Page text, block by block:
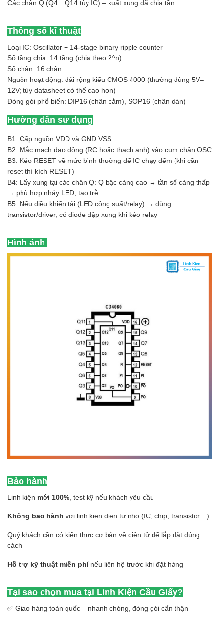
Các chân Q (Q4…Q14 tùy IC) – xuất xung đã chia tần
Thông số kĩ thuật
Loại IC: Oscillator + 14-stage binary ripple counter
Số tầng chia: 14 tầng (chia theo 2^n)
Số chân: 16 chân
Nguồn hoạt động: dải rộng kiểu CMOS 4000 (thường dùng 5V–
12V; tùy datasheet có thể cao hơn)
Đóng gói phổ biến: DIP16 (chân cắm), SOP16 (chân dán)
Hướng dẫn sử dụng
B1: Cấp nguồn VDD và GND VSS
B2: Mắc mạch dao động (RC hoặc thạch anh) vào cụm chân OSC
B3: Kéo RESET về mức bình thường để IC chạy đếm (khi cần
reset thì kích RESET)
B4: Lấy xung tại các chân Q: Q bậc càng cao → tần số càng thấp
→ phù hợp nháy LED, tạo trễ
B5: Nếu điều khiển tải (LED công suất/relay) → dùng
transistor/driver, có diode dập xung khi kéo relay
Hình ảnh
Bảo hành
Linh kiện mới 100% , test kỹ nếu khách yêu cầu
Không bảo hành với linh kiện điện tử nhỏ (IC, chip, transistor…)
Quý khách cần có kiến thức cơ bản về điện tử để lắp đặt đúng
cách
Hỗ trợ kỹ thuật miễn phínếu liên hệ trước khi đặt hàng
Tại sao chọn mua tại Linh Kiện Cầu Giấy?
✅ Giao hàng toàn quốc – nhanh chóng, đóng gói cẩn thận